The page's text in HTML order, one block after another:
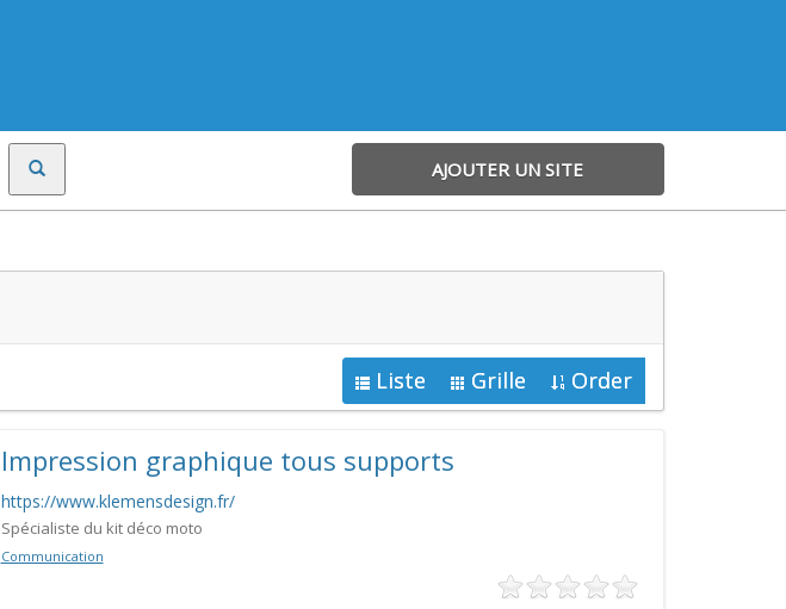
AJOUTER UN SITE
Liste Grille Order
Impression graphique tous supports
https://www.klemensdesign.fr/
Spécialiste du kit déco moto
Communication